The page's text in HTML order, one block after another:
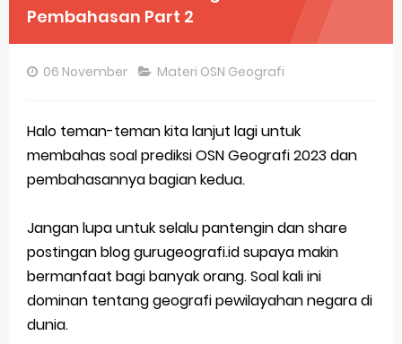
Pembahasan Soal OSN-K Geografi 2025 No 31-35
Pembahasan Soal OSN-K Geografi 2025 No 26-30
Pembahasan Soal OSN-K Geografi 2025 No 16-20
Pembahasan Soal OSN-K Geografi 2025 No 11-15
Pembahasan Soal OSN-K Geografi 2025 No 1-5
Bocoran 150 Bank Soal Dasar OSN Geografi 2026 Part 1 [Wajib Baca]
Bencana Banjir Bandang di Sumatra Salah Manusia
Pembahasan Part 2
06 November Materi OSN Geografi
Halo teman-teman kita lanjut lagi untuk
membahas soal prediksi OSN Geografi 2023 dan
pembahasannya bagian kedua.
Jangan lupa untuk selalu pantengin dan share
postingan blog gurugeografi.id supaya makin
bermanfaat bagi banyak orang. Soal kali ini
dominan tentang geografi pewilayahan negara di
dunia.